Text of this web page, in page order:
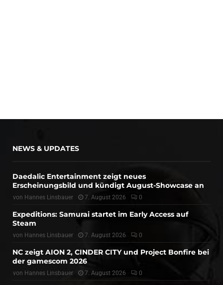
NEWS & UPDATES
Daedalic Entertainment zeigt neues
Erscheinungsbild und kündigt August-Showcase an
von Hannes Linsbauer 7. August 2026 0
Expeditions: Samurai startet im Early Access auf
Steam
von Hannes Linsbauer 7. August 2026 0
NC zeigt AION 2, CINDER CITY und Project Bonfire bei
der gamescom 2026
von Hannes Linsbauer 7. August 2026 0